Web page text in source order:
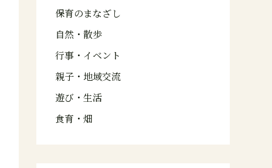
保育のまなざし
自然・散歩
行事・イベント
親子・地域交流
遊び・生活
食育・畑